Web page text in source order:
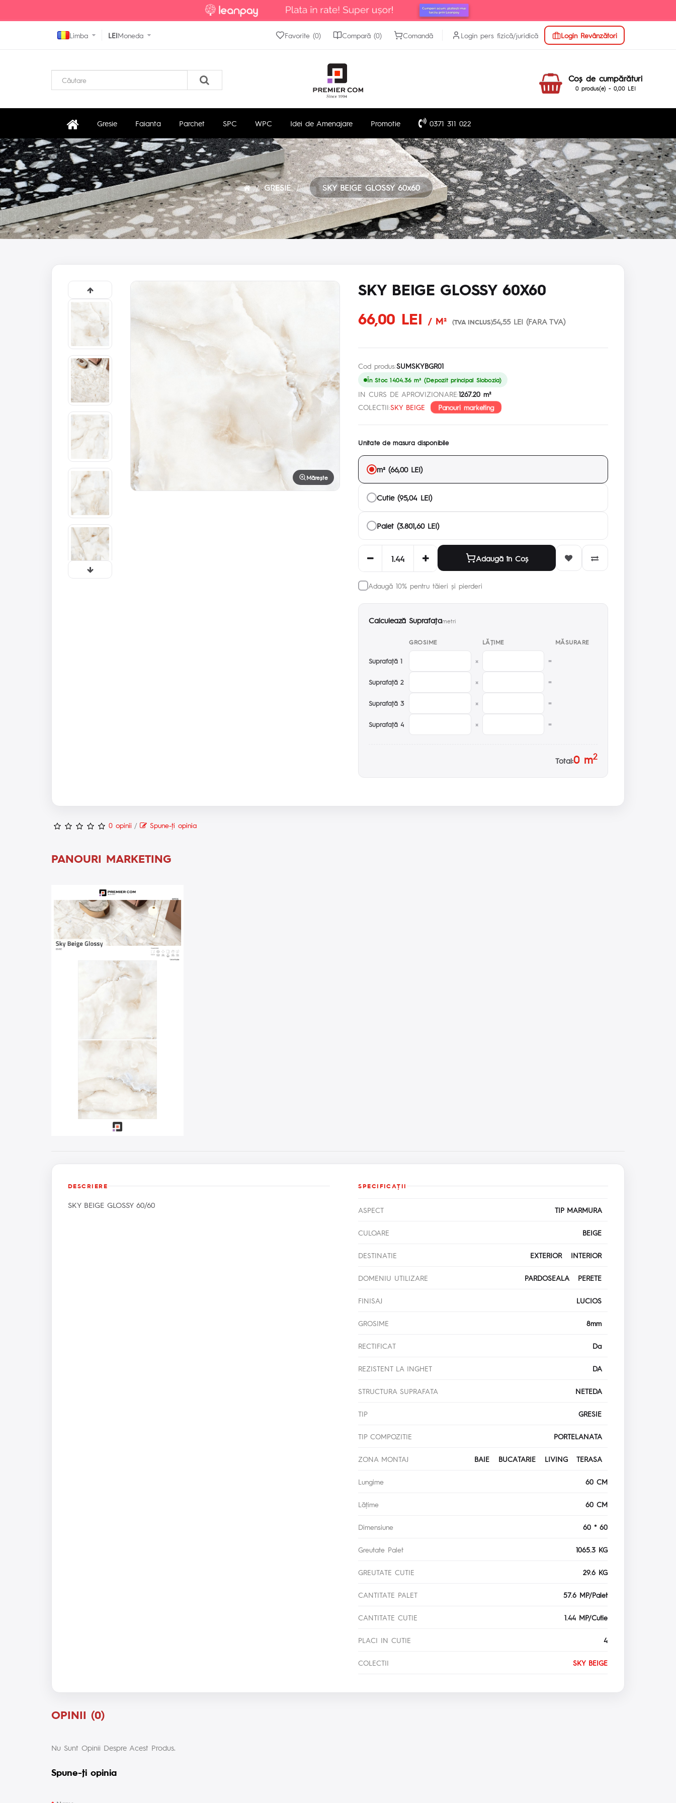
Limba LEIMoneda Login Revânzători
Login pers fizică/juridică
Favorite (0) Compară (0) Comandă
Coş de cumpărături
0 produs(e) - 0,00 LEI
Gresie Faianta Parchet SPC WPC Idei de Amenajare Promotie 0371 311 022
GRESIE SKY BEIGE GLOSSY 60x60
Mărește
SKY BEIGE GLOSSY 60X60
66,00 LEI
/ M² (TVA INCLUS)54,55 LEI (FARA TVA)
Cod produs:SUMSKYBGR01
În Stoc 1404.36 m² (Depozit principal Slobozia)
IN CURS DE APROVIZIONARE:1267.20 m²
COLECTII:SKY BEIGE Panouri marketing
Unitate de masura disponibile
m² (66,00 LEI)
Cutie (95,04 LEI)
Palet (3.801,60 LEI)
Adaugă în Coş
Adaugă 10% pentru tăieri și pierderi
Calculează Suprafaţametri
GROSIME LĂŢIME MĂSURARE
Suprafaţă 1 × =
Suprafaţă 2 × =
Suprafaţă 3 × =
Suprafaţă 4 × =
Total:0m2
0 opinii / Spune-ţi opinia
PANOURI MARKETING
DESCRIERE
SKY BEIGE GLOSSY 60/60
SPECIFICAŢII
ASPECT TIP MARMURA
CULOARE BEIGE
DESTINATIE EXTERIOR INTERIOR
DOMENIU UTILIZARE PARDOSEALA PERETE
FINISAJ LUCIOS
GROSIME 8mm
RECTIFICAT Da
REZISTENT LA INGHET DA
STRUCTURA SUPRAFATA NETEDA
TIP GRESIE
TIP COMPOZITIE PORTELANATA
ZONA MONTAJ BAIE BUCATARIE LIVING TERASA
Lungime 60 CM
Lăţime 60 CM
Dimensiune 60 * 60
Greutate Palet 1065.3 KG
GREUTATE CUTIE 29.6 KG
CANTITATE PALET 57.6 MP/Palet
CANTITATE CUTIE 1.44 MP/Cutie
PLACI IN CUTIE 4
COLECTII SKY BEIGE
OPINII (0)
Nu Sunt Opinii Despre Acest Produs.
Spune-ţi opinia